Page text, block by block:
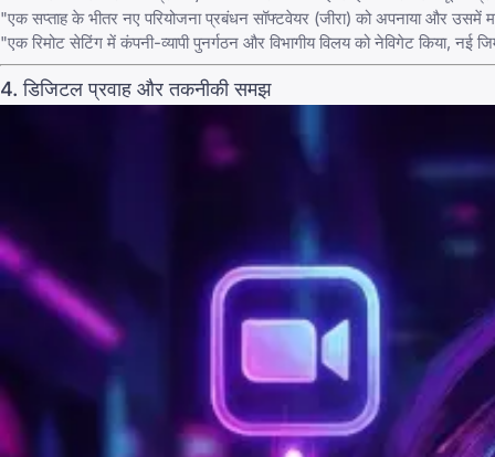
"एक सप्ताह के भीतर नए परियोजना प्रबंधन सॉफ्टवेयर (जीरा) को अपनाया और उसमें
"एक रिमोट सेटिंग में कंपनी-व्यापी पुनर्गठन और विभागीय विलय को नेविगेट किया,
4. डिजिटल प्रवाह और तकनीकी समझ